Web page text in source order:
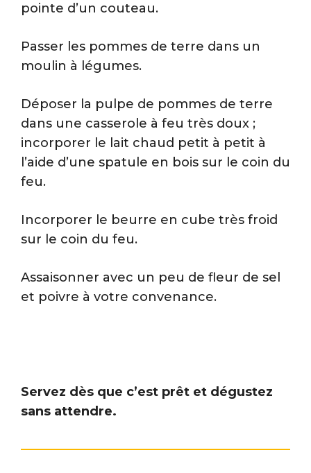
pointe d’un couteau.
Passer les pommes de terre dans un
moulin à légumes.
Déposer la pulpe de pommes de terre
dans une casserole à feu très doux ;
incorporer le lait chaud petit à petit à
l’aide d’une spatule en bois sur le coin du
feu.
Incorporer le beurre en cube très froid
sur le coin du feu.
Assaisonner avec un peu de fleur de sel
et poivre à votre convenance.
Servez dès que c’est prêt et dégustez
sans attendre.